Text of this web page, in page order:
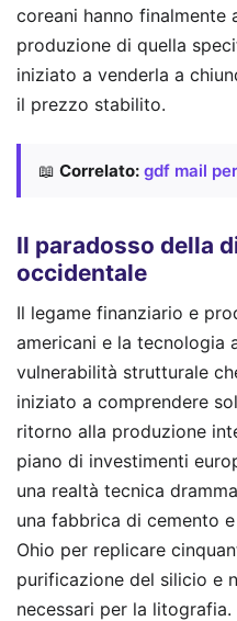
coreani hanno
produzione di quella
iniziato a venderla a
il prezzo stabilito.
📖 Correlato: gdf mail
Il paradosso della
occidentale
Il legame finanziario e
americani e la tecnologia
vulnerabilità strutturale
iniziato a comprendere
ritorno alla produzione
piano di investimenti
una realtà tecnica
una fabbrica di cemento
Ohio per replicare
purificazione del silicio e
necessari per la litografia.